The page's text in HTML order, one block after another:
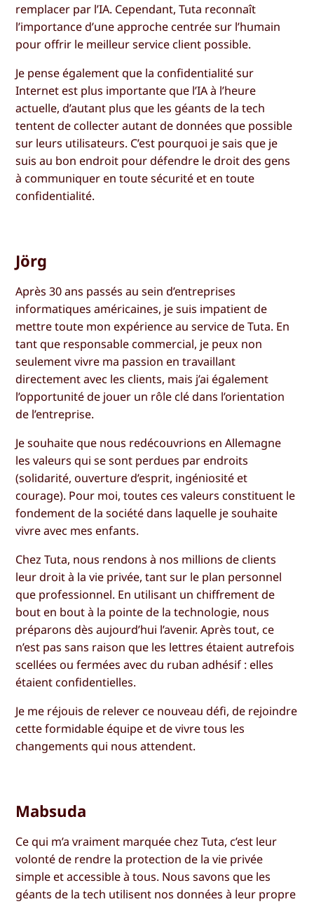
remplacer par l’IA. Cependant, Tuta reconnaît
l’importance d’une approche centrée sur l’humain
pour offrir le meilleur service client possible.
Je pense également que la confidentialité sur
Internet est plus importante que l’IA à l’heure
actuelle, d’autant plus que les géants de la tech
tentent de collecter autant de données que possible
sur leurs utilisateurs. C’est pourquoi je sais que je
suis au bon endroit pour défendre le droit des gens
à communiquer en toute sécurité et en toute
confidentialité.
Jörg
Après 30 ans passés au sein d’entreprises
informatiques américaines, je suis impatient de
mettre toute mon expérience au service de Tuta. En
tant que responsable commercial, je peux non
seulement vivre ma passion en travaillant
directement avec les clients, mais j’ai également
l’opportunité de jouer un rôle clé dans l’orientation
de l’entreprise.
Je souhaite que nous redécouvrions en Allemagne
les valeurs qui se sont perdues par endroits
(solidarité, ouverture d’esprit, ingéniosité et
courage). Pour moi, toutes ces valeurs constituent le
fondement de la société dans laquelle je souhaite
vivre avec mes enfants.
Chez Tuta, nous rendons à nos millions de clients
leur droit à la vie privée, tant sur le plan personnel
que professionnel. En utilisant un chiffrement de
bout en bout à la pointe de la technologie, nous
préparons dès aujourd’hui l’avenir. Après tout, ce
n’est pas sans raison que les lettres étaient autrefois
scellées ou fermées avec du ruban adhésif : elles
étaient confidentielles.
Je me réjouis de relever ce nouveau défi, de rejoindre
cette formidable équipe et de vivre tous les
changements qui nous attendent.
Mabsuda
Ce qui m’a vraiment marquée chez Tuta, c’est leur
volonté de rendre la protection de la vie privée
simple et accessible à tous. Nous savons que les
géants de la tech utilisent nos données à leur propre